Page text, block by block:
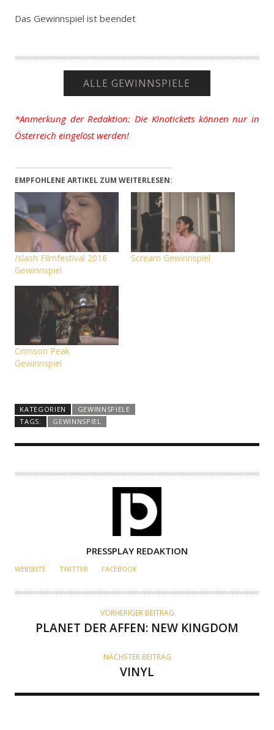
Das Gewinnspiel ist beendet
ALLE GEWINNSPIELE
*Anmerkung der Redaktion: Die Kinotickets können nur in
Österreich eingelöst werden!
EMPFOHLENE ARTIKEL ZUM WEITERLESEN:
/slash Filmfestival 2016
Gewinnspiel
Scream Gewinnspiel
Crimson Peak
Gewinnspiel
KATEGORIEN
GEWINNSPIELE
TAGS:
GEWINNSPIEL
U
O
PRESSPLAY REDAKTION
WEBSEITE TWITTER FACEBOOK
VORHERIGER BEITRAG
PLANET DER AFFEN: NEW KINGDOM
NÄCHSTER BEITRAG
VINYL